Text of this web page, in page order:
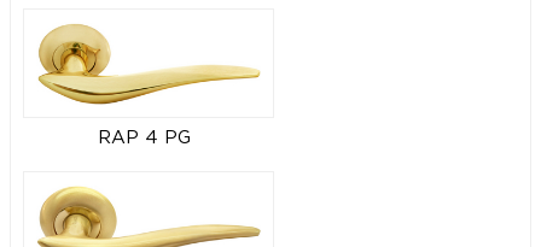
RAP 4 PG